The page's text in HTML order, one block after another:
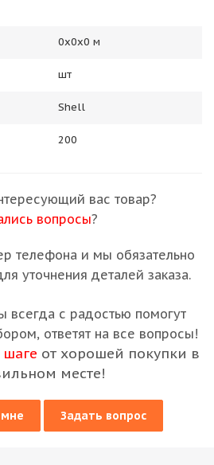
0х0х0 м
шт
Shell
200
вас товар?
вопросы?
телефона и мы обязательно
уточнения деталей заказа.
всегда с радостью помогут
ответят на все вопросы!
от хорошей покупки в
месте!
Задать вопрос